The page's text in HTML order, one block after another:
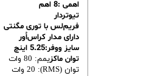
اهمی :8 اهم
تیوتردار
فریم‌لس با توری مگنتی
دارای مدار کراس‌اُور
سایز ووفر:5.25 اینچ
توان ماکزیمم: 80 وات
توان (RMS): 20 وات